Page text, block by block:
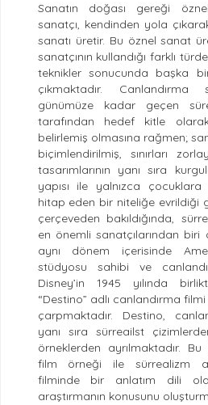
Sanatın doğası gereği
sanatçı, kendinden yola
sanatı üretir. Bu öznel sanat
sanatçının kullandığı farklı
teknikler sonucunda başka
çıkmaktadır. Canlandırma
günümüze kadar geçen
tarafından hedef kitle
belirlemiş olmasına rağmen;
biçimlendirilmiş, sınırları
tasarımlarının yanı sıra
yapısı ile yalnızca
hitap eden bir niteliğe evrildiği
çerçeveden bakıldığında,
en önemli sanatçılarından
aynı dönem içerisinde
stüdyosu sahibi ve
Disney’in 1945 yılında
“Destino” adlı canlandırma
çarpmaktadır. Destino,
yanı sıra sürreailst
örneklerden ayrılmaktadır.
film örneği ile sürrealizm
filminde bir anlatım dili
araştırmanın konusunu